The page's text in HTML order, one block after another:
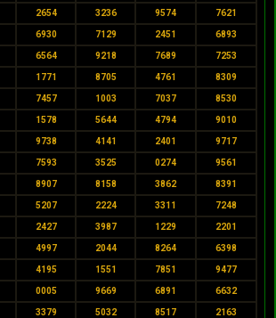
2654 3236 9574 7621
6930 7129 2451 6893
6564 9218 7689 7253
1771 8705 4761 8309
7457 1003 7037 8530
1578 5644 4794 9010
9738 4141 2401 9717
7593 3525 0274 9561
8907 8158 3862 8391
5207 2224 3311 7248
2427 3987 1229 2201
4997 2044 8264 6398
4195 1551 7851 9477
0005 9669 6891 6632
3379 5032 8517 2163